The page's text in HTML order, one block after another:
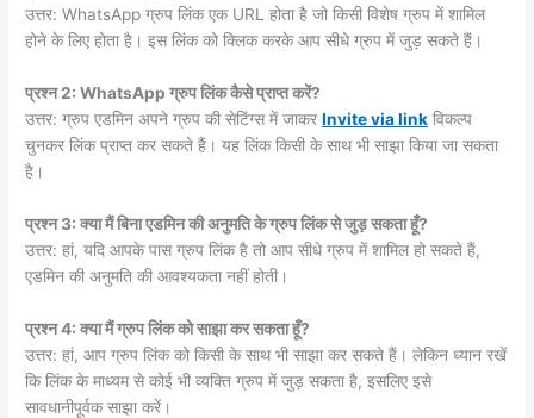
उत्तर: WhatsApp ग्रुप लिंक एक URL होता है जो किसी विशेष ग्रुप में शामिल
होने के लिए होता है। इस लिंक को क्लिक करके आप सीधे ग्रुप में जुड़ सकते हैं।
प्रश्न 2: WhatsApp ग्रुप लिंक कैसे प्राप्त करें?
उत्तर: ग्रुप एडमिन अपने ग्रुप की सेटिंग्स में जाकरInvite via link विकल्प
चुनकर लिंक प्राप्त कर सकते हैं। यह लिंक किसी के साथ भी साझा किया जा सकता
है।
प्रश्न 3: क्या मैं बिना एडमिन की अनुमति के ग्रुप लिंक से जुड़ सकता हूँ?
उत्तर: हां, यदि आपके पास ग्रुप लिंक है तो आप सीधे ग्रुप में शामिल हो सकते हैं,
एडमिन की अनुमति की आवश्यकता नहीं होती।
प्रश्न 4: क्या मैं ग्रुप लिंक को साझा कर सकता हूँ?
उत्तर: हां, आप ग्रुप लिंक को किसी के साथ भी साझा कर सकते हैं। लेकिन ध्यान रखें
कि लिंक के माध्यम से कोई भी व्यक्ति ग्रुप में जुड़ सकता है, इसलिए इसे
सावधानीपूर्वक साझा करें।